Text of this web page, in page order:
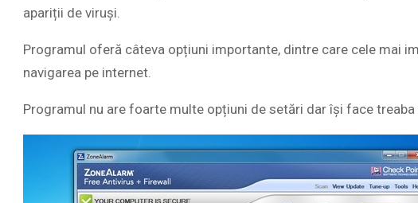
apariții de viruși.
Programul oferă câteva opțiuni importante, dintre care cele mai
navigarea pe internet.
Programul nu are foarte multe opțiuni de setări dar își face treaba